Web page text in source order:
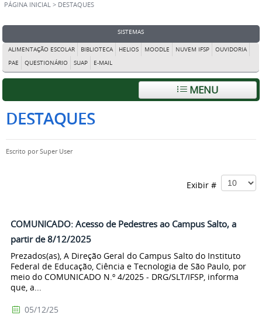
PÁGINA INICIAL > DESTAQUES
SISTEMAS
ALIMENTAÇÃO ESCOLAR BIBLIOTECA HELIOS MOODLE NUVEM IFSP
OUVIDORIA
PAE
QUESTIONÁRIO SUAP E-MAIL
MENU
DESTAQUES
Escrito porSuper User
Exibir #
COMUNICADO: Acesso de Pedestres ao Campus Salto, a
partir de 8/12/2025
Prezados(as), A Direção Geral do Campus Salto do Instituto
Federal de Educação, Ciência e Tecnologia de São Paulo, por
meio do COMUNICADO N.º 4/2025 - DRG/SLT/IFSP, informa
que, a...
05/12/25